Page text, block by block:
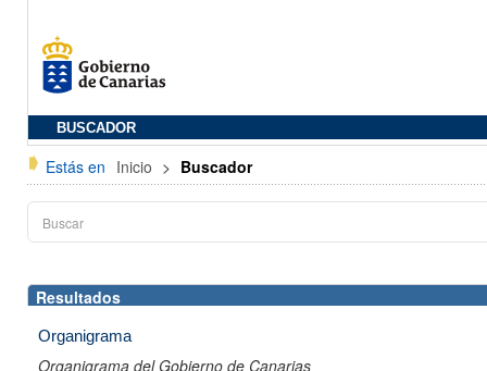
BUSCADOR
Estás en Inicio > Buscador
Resultados
Organigrama
Organigrama del Gobierno de Canarias